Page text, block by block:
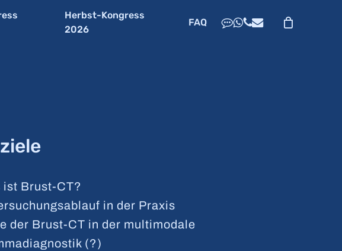
Herbst-Kongress
2026
FAQ dribbble
whatsapp
phone
email
ist Brust-CT?
in der Praxis
der Brust-CT in der multimodale
(?)